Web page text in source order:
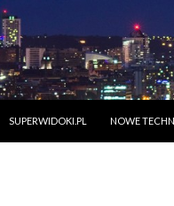
SUPERWIDOKI.PL
NOWE